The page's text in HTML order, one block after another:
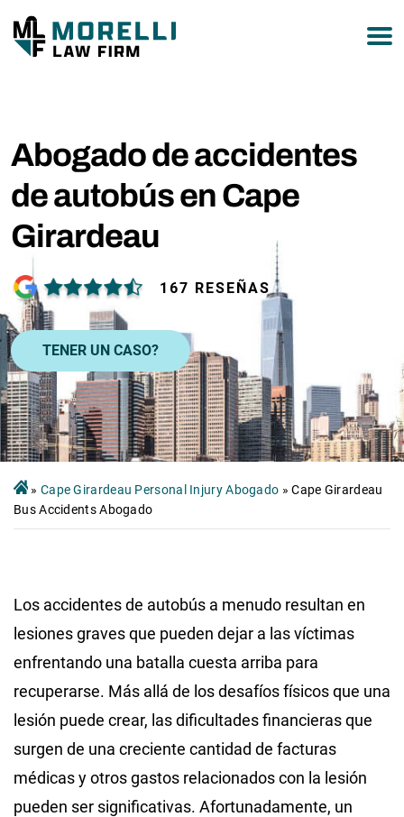
Abogado de accidentes
de autobús en Cape
Girardeau
167 RESEÑAS
TENER UN CASO?
» Cape Girardeau Personal Injury Abogado »Cape Girardeau
Bus Accidents Abogado
Los accidentes de autobús a menudo resultan en
lesiones graves que pueden dejar a las víctimas
enfrentando una batalla cuesta arriba para
recuperarse. Más allá de los desafíos físicos que una
lesión puede crear, las dificultades financieras que
surgen de una creciente cantidad de facturas
médicas y otros gastos relacionados con la lesión
pueden ser significativas. Afortunadamente, un